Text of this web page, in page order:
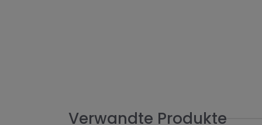
Verwandte Produkte